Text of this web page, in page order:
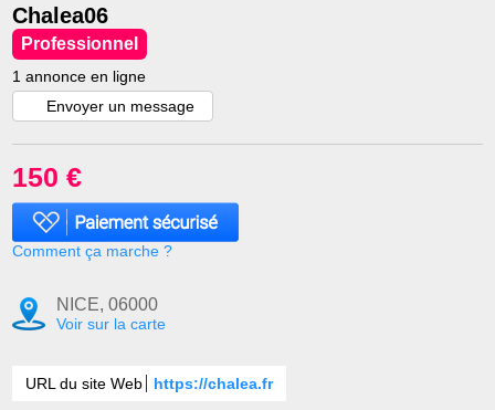
Chalea06
Professionnel
1 annonce en ligne
Envoyer un message
150 €
Comment ça marche ?
NICE, 06000
Voir sur la carte
URL du site Web https://chalea.fr